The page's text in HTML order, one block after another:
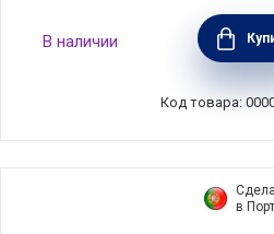
Кастрюля с крышкой
диаметр 24 см,
синий, BEKA,
В наличии
Код товара:
в